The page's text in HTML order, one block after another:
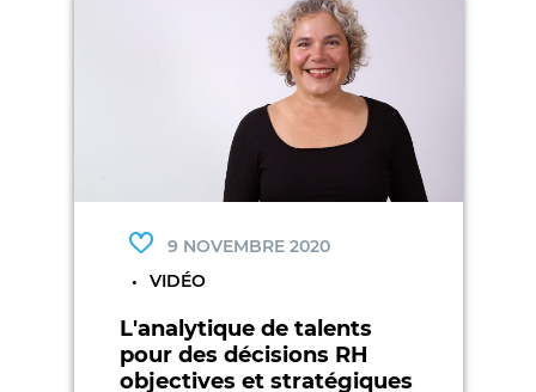
9 NOVEMBRE 2020
VIDÉO
L'analytique de talents
pour des décisions RH
objectives et stratégiques